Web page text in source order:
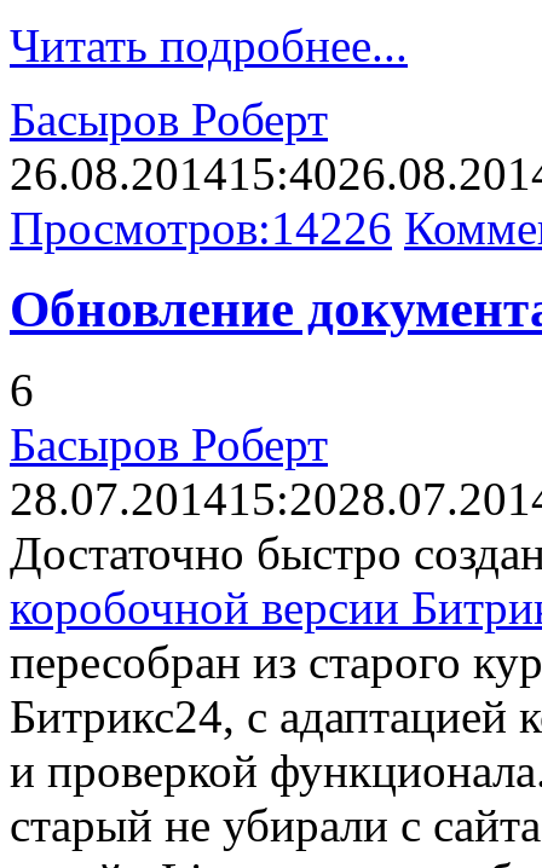
Читать подробнее...
Басыров Роберт
26.08.201415:40
Просмотров:14226
Обновление
6
Басыров Роберт
28.07.201415:20
Достаточно быстро
коробочной версии
пересобран из старого
Битрикс24, с адаптацией
и проверкой
старый не убирали с